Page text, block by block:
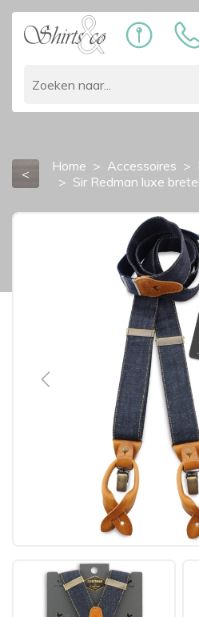
< Home Accessoires
Sir Redman luxe
Previous